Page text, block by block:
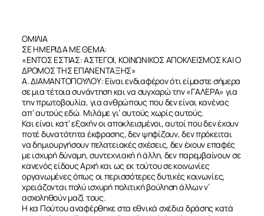
ΟΜΙΛΙΑ
ΣΕ ΗΜΕΡΙΔΑ ΜΕ ΘΕΜΑ:
«ΕΝΤΟΣ ΕΣΤΙΑΣ: ΑΣΤΕΓΟΙ, ΚΟΙΝΩΝΙΚΟΣ ΑΠΟΚΛΕΙΣΜΟΣ ΚΑΙ Ο
ΔΡΟΜΟΣ ΤΗΣ ΕΠΑΝΕΝΤΑΞΗΣ»
Α. ΔΙΑΜΑΝΤΟΠΟΥΛΟΥ: Είναι ενδιαφέρον ότι είμαστε σήμερα
σε μια τέτοια συνάντηση και να συγχαρώ την «ΓΑΛΕΡΑ» για
την πρωτοβουλία, για ανθρώπους που δεν είναι κανένας
απ’ αυτούς εδώ. Μιλάμε γι’ αυτούς χωρίς αυτούς.
Και είναι κατ’ εξοχήν οι αποκλεισμένοι, αυτοί που δεν έχουν
ποτέ δυνατότητα έκφρασης, δεν ψηφίζουν, δεν πρόκειται
να δημιουργήσουν πελατειακές σχέσεις, δεν έχουν επαφές
με ισχυρή δύναμη, συντεχνιακή ή άλλη, δεν παρεμβαίνουν σε
κανενός είδους Αρχή και ως εκ τούτου σε κοινωνίες
οργανωμένες όπως οι περισσότερες δυτικές κοινωνίες,
χρειάζονται πολύ ισχυρή πολιτική βούληση άλλων ν’
ασχοληθούν μαζί τους.
Η κα Πούτου αναφέρθηκε στα εθνικά σχέδια δράσης κατά